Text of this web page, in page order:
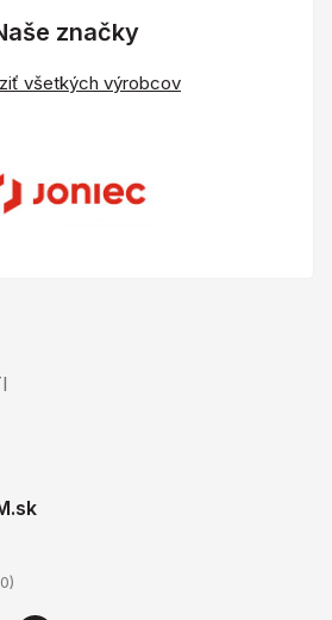
značky
všetkých výrobcov